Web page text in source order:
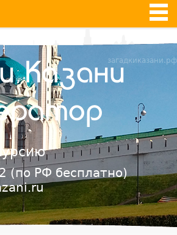
загадкиказани.рф
Казани
(по РФ бесплатно)